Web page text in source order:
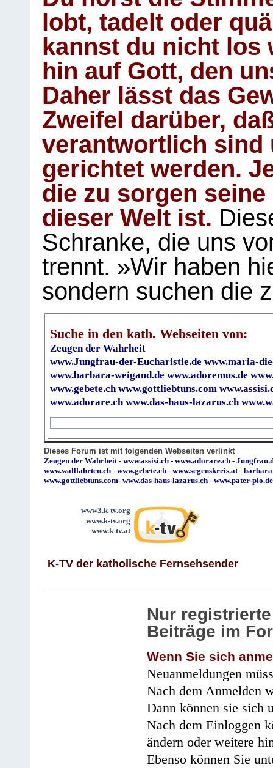
lobt, tadelt oder
kannst du nicht los
hin auf Gott, den
Daher lässt das
Zweifel darüber,
verantwortlich sind
gerichtet werden.
die zu sorgen
dieser Welt ist.
Schranke, die uns
trennt. »Wir haben
sondern suchen die
Suche in den kath. Webseiten von:
Zeugen der Wahrheit
www.Jungfrau-der-Eucharistie.de www.maria-
www.barbara-weigand.de www.adoremus.de
www.gebete.ch www.gottliebtuns.com
www.adorare.ch www.das-haus-lazarus.ch
Dieses Forum ist mit folgenden Webseiten verlinkt
Zeugen der Wahrheit - www.assisi.ch - www.adorare.ch -
www.wallfahrten.ch - www.gebete.ch - www.segenskreis.at -
www.gottliebtuns.com- www.das-haus-lazarus.ch - www.pater-pio.de
www3.k-tv.org
www.k-tv.org
www.k-tv.at
K-TV der katholische Fernsehsender
Nur
Beiträge im
Wenn Sie sich
Neuanmeldungen
Nach dem Anmelden
Dann können sie sich
Nach dem Einloggen
ändern oder weitere
Ebenso können Sie